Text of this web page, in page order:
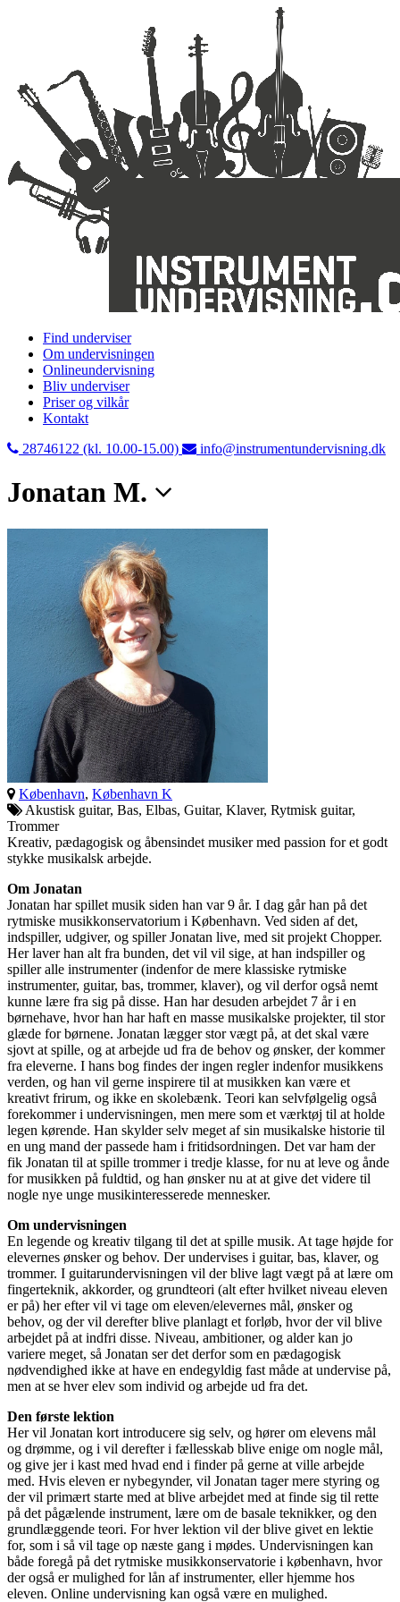
Find underviser
Om undervisningen
Onlineundervisning
Bliv underviser
Priser og vilkår
Kontakt
28746122 (kl. 10.00-15.00)
info@instrumentundervisning.dk
Jonatan M.
København, København K
Akustisk guitar, Bas, Elbas, Guitar, Klaver, Rytmisk guitar,
Trommer
Kreativ, pædagogisk og åbensindet musiker med passion for et godt
stykke musikalsk arbejde.
Om Jonatan
Jonatan har spillet musik siden han var 9 år. I dag går han på det
rytmiske musikkonservatorium i København. Ved siden af det,
indspiller, udgiver, og spiller Jonatan live, med sit projekt Chopper.
Her laver han alt fra bunden, det vil vil sige, at han indspiller og
spiller alle instrumenter (indenfor de mere klassiske rytmiske
instrumenter, guitar, bas, trommer, klaver), og vil derfor også nemt
kunne lære fra sig på disse. Han har desuden arbejdet 7 år i en
børnehave, hvor han har haft en masse musikalske projekter, til stor
glæde for børnene. Jonatan lægger stor vægt på, at det skal være
sjovt at spille, og at arbejde ud fra de behov og ønsker, der kommer
fra eleverne. I hans bog findes der ingen regler indenfor musikkens
verden, og han vil gerne inspirere til at musikken kan være et
kreativt frirum, og ikke en skolebænk. Teori kan selvfølgelig også
forekommer i undervisningen, men mere som et værktøj til at holde
legen kørende. Han skylder selv meget af sin musikalske historie til
en ung mand der passede ham i fritidsordningen. Det var ham der
fik Jonatan til at spille trommer i tredje klasse, for nu at leve og ånde
for musikken på fuldtid, og han ønsker nu at at give det videre til
nogle nye unge musikinteresserede mennesker.
Om undervisningen
En legende og kreativ tilgang til det at spille musik. At tage højde for
elevernes ønsker og behov. Der undervises i guitar, bas, klaver, og
trommer. I guitarundervisningen vil der blive lagt vægt på at lære om
fingerteknik, akkorder, og grundteori (alt efter hvilket niveau eleven
er på) her efter vil vi tage om eleven/elevernes mål, ønsker og
behov, og der vil derefter blive planlagt et forløb, hvor der vil blive
arbejdet på at indfri disse. Niveau, ambitioner, og alder kan jo
variere meget, så Jonatan ser det derfor som en pædagogisk
nødvendighed ikke at have en endegyldig fast måde at undervise på,
men at se hver elev som individ og arbejde ud fra det.
Den første lektion
Her vil Jonatan kort introducere sig selv, og hører om elevens mål
og drømme, og i vil derefter i fællesskab blive enige om nogle mål,
og give jer i kast med hvad end i finder på gerne at ville arbejde
med. Hvis eleven er nybegynder, vil Jonatan tager mere styring og
der vil primært starte med at blive arbejdet med at finde sig til rette
på det pågælende instrument, lære om de basale teknikker, og den
grundlæggende teori. For hver lektion vil der blive givet en lektie
for, som i så vil tage op næste gang i mødes. Undervisningen kan
både foregå på det rytmiske musikkonservatorie i københavn, hvor
der også er mulighed for lån af instrumenter, eller hjemme hos
eleven. Online undervisning kan også være en mulighed.